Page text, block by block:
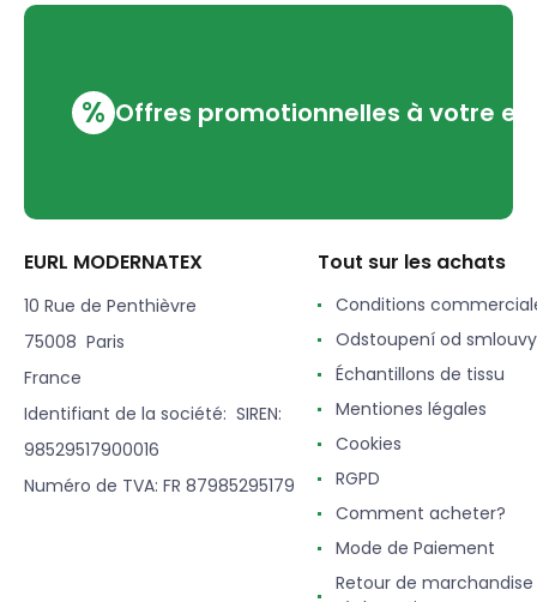
% Offres promotionnelles à votre
EURL MODERNATEX
10 Rue de Penthièvre
75008 Paris
France
Identifiant de la société: SIREN:
98529517900016
Numéro de TVA: FR 87985295179
Tout sur les achats
Conditions
Odstoupení od smlouvy
Échantillons de tissu
Mentiones légales
Cookies
RGPD
Comment acheter?
Mode de Paiement
Retour de